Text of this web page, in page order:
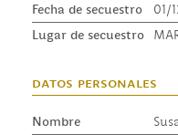
Fecha de secuestro
01/
Lugar de secuestro
datos personales
Nombre